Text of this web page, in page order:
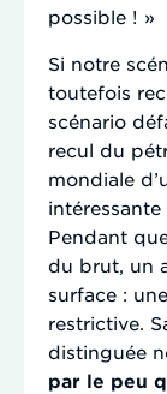
possible ! »
Si notre
toutefois
scénario
recul du
mondiale
intéressante
Pendant
du brut, un
surface :
restrictive.
distinguée
par le peu